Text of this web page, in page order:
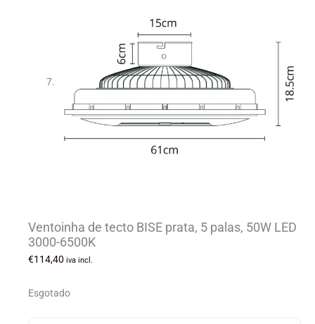
Ventoinha de tecto BISE prata, 5 palas, 50W LED
3000-6500K
€114,40 iva incl.
Esgotado